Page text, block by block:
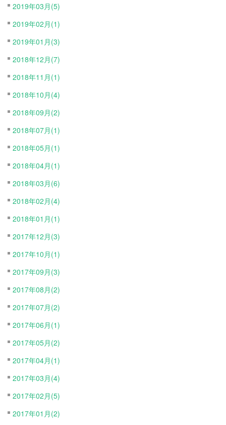
2019年03月(5)
2019年02月(1)
2019年01月(3)
2018年12月(7)
2018年11月(1)
2018年10月(4)
2018年09月(2)
2018年07月(1)
2018年05月(1)
2018年04月(1)
2018年03月(6)
2018年02月(4)
2018年01月(1)
2017年12月(3)
2017年10月(1)
2017年09月(3)
2017年08月(2)
2017年07月(2)
2017年06月(1)
2017年05月(2)
2017年04月(1)
2017年03月(4)
2017年02月(5)
2017年01月(2)